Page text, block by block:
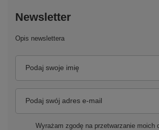
Newsletter
Opis newslettera
Podaj swoje imię
Podaj swój adres e-mail
Wyrażam zgodę na przetwarzanie moich